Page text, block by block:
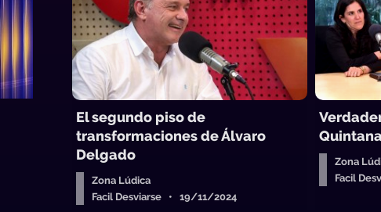
El segundo piso de
transformaciones de Álvaro
Delgado
Zona Lúdica
Facil Desviarse • 19/11/2024
Quintana
Zona
Facil